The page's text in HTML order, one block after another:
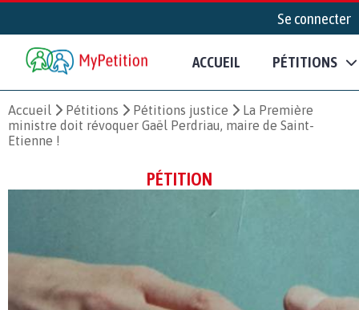
Se connecter
ACCUEIL PÉTITIONS
Accueil Pétitions Pétitions justice
La Première
ministre doit révoquer Gaël Perdriau, maire de Saint-
Etienne !
PÉTITION